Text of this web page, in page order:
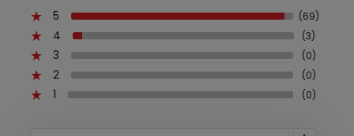
5
(69)
4 (3)
3 (0)
2 (0)
1 (0)